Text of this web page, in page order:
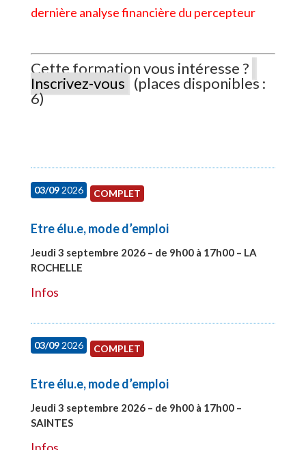
dernière analyse financière du percepteur
Cette formation vous intéresse ?
Inscrivez-vous (places disponibles :
6)
03/092026 COMPLET
Etre élu.e, mode d’emploi
Jeudi 3 septembre 2026 – de 9h00 à 17h00 – LA
ROCHELLE
Infos
03/092026 COMPLET
Etre élu.e, mode d’emploi
Jeudi 3 septembre 2026 – de 9h00 à 17h00 –
SAINTES